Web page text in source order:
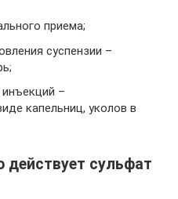
приема;
суспензии –
–
капельниц, уколов в
действует сульфат